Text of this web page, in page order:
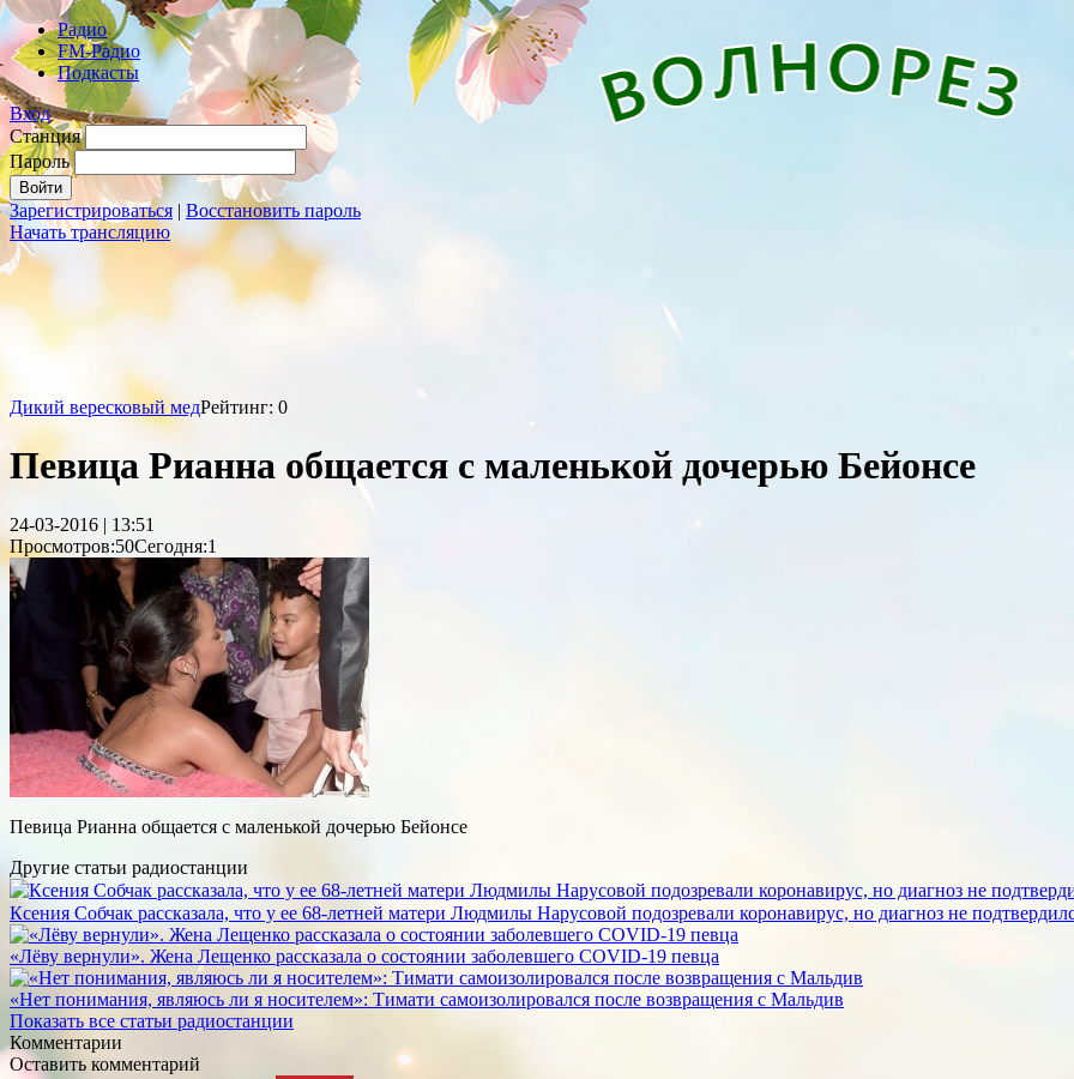
Радио
FM-Радио
Подкасты
Вход
Станция
Пароль
Зарегистрироваться | Восстановить пароль
Начать трансляцию
Дикий вересковый медРейтинг: 0
Певица Рианна общается с маленькой дочерью Бейонсе
24-03-2016 | 13:51
Просмотров:50Сегодня:1
Певица Рианна общается с маленькой дочерью Бейонсе
Другие статьи радиостанции
Ксения Собчак рассказала, что у ее 68-летней матери Людмилы Нарусовой подозревали коронавирус, но диагноз не
«Лёву вернули». Жена Лещенко рассказала о состоянии заболевшего COVID-19 певца
«Нет понимания, являюсь ли я носителем»: Тимати самоизолировался после возвращения с Мальдив
Показать все статьи радиостанции
Комментарии
Оставить комментарий